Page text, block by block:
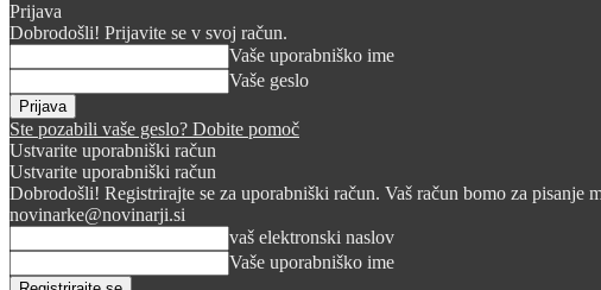
Prijava
Dobrodošli! Prijavite se v svoj račun.
Vaše uporabniško ime
Vaše geslo
Ste pozabili vaše geslo? Dobite pomoč
Ustvarite uporabniški račun
Ustvarite uporabniški račun
Dobrodošli! Registrirajte se za uporabniški račun. Vaš račun bomo za
novinarke@novinarji.si
vaš elektronski naslov
Vaše uporabniško ime